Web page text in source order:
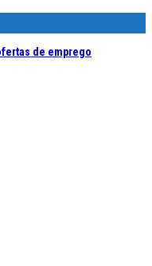
de emprego